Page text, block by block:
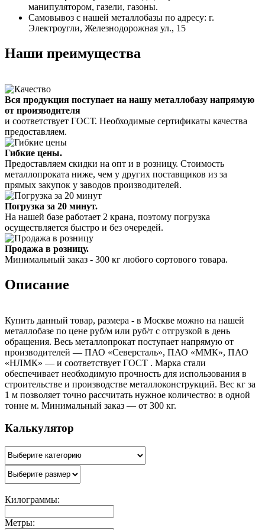
манипулятором, газели, газоны.
Самовывоз с нашей металлобазы по адресу: г.
Электроугли, Железнодорожная ул., 15
Наши преимущества
Вся продукция поступает на нашу металлобазу напрямую
от производителя
и соответствует ГОСТ. Необходимые сертификаты качества
предоставляем.
Гибкие цены.
Предоставляем скидки на опт и в розницу. Стоимость
металлопроката ниже, чем у других поставщиков из за
прямых закупок у заводов производителей.
Погрузка за 20 минут.
На нашей базе работает 2 крана, поэтому погрузка
осуществляется быстро и без очередей.
Продажа в розницу.
Минимальный заказ - 300 кг любого сортового товара.
Описание
Купить данный товар, размера - в Москве можно на нашей
металлобазе по цене руб/м или руб/т с отгрузкой в день
обращения. Весь металлопрокат поступает напрямую от
производителей — ПАО «Северсталь», ПАО «ММК», ПАО
«НЛМК» — и соответствует ГОСТ . Марка стали
обеспечивает необходимую прочность для использования в
строительстве и производстве металлоконструкций. Вес кг за
1 м позволяет точно рассчитать нужное количество: в одной
тонне м. Минимальный заказ — от 300 кг.
Калькулятор
Килограммы:
Метры: